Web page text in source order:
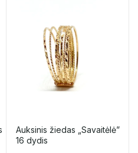
Auksinis žiedas „Savaitėlė”
16 dydis